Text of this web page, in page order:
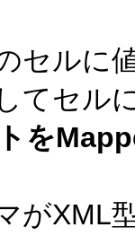
セルに
てセル
を
がXML